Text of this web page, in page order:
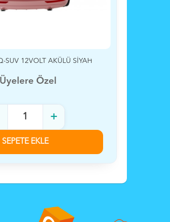
444 SPORT AKÜLÜ ARABA
Üyelere Özel
+
SEPETE EKLE